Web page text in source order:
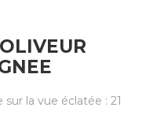
sur la vue éclatée : 21